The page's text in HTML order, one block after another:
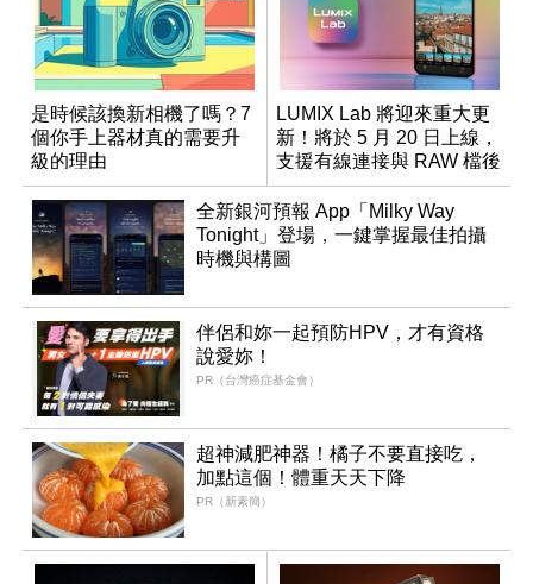
是時候該換新相機了嗎？7
個你手上器材真的需要升
級的理由
LUMIX Lab 將迎來重大更
新！將於 5 月 20 日上線，
支援有線連接與 RAW 檔後
製
全新銀河預報 App「Milky Way
Tonight」登場，一鍵掌握最佳拍攝
時機與構圖
伴侶和妳一起預防HPV，才有資格
說愛妳！
PR（台灣癌症基金會）
超神減肥神器！橘子不要直接吃，
加點這個！體重天天下降
PR（新素簡）